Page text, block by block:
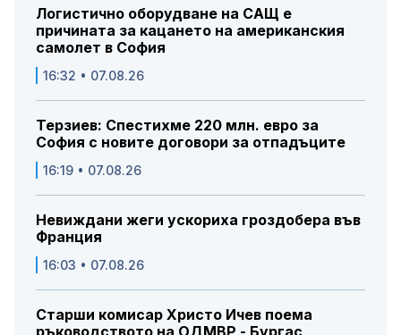
Логистично оборудване на САЩ е
причината за кацането на американския
самолет в София
16:32 • 07.08.26
Терзиев: Спестихме 220 млн. евро за
София с новите договори за отпадъците
16:19 • 07.08.26
Невиждани жеги ускориха гроздобера във
Франция
16:03 • 07.08.26
Старши комисар Христо Ичев поема